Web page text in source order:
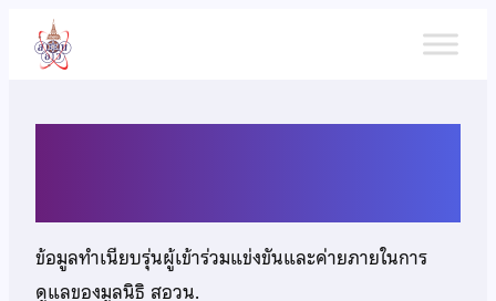
เนื้อหา
ข้อมูลทำเนียบรุ่นผู้เข้าร่วมแข่งขันและค่ายภายในการ
ดูแลของมูลนิธิ สอวน.